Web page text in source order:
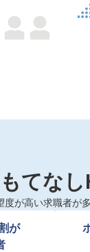
てなし
が高い求職者が
が